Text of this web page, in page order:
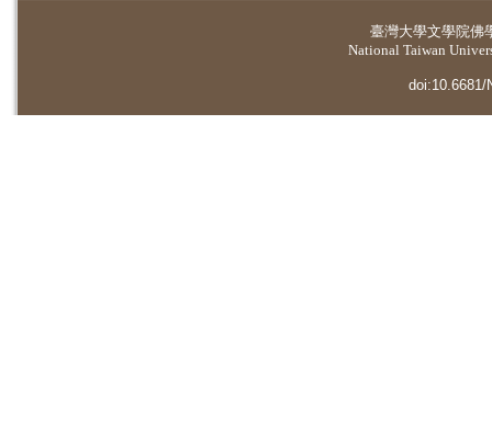
臺灣大學文學院佛
National Taiwan
doi:10.6681/